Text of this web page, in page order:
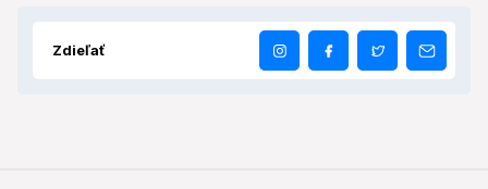
Zdieľať